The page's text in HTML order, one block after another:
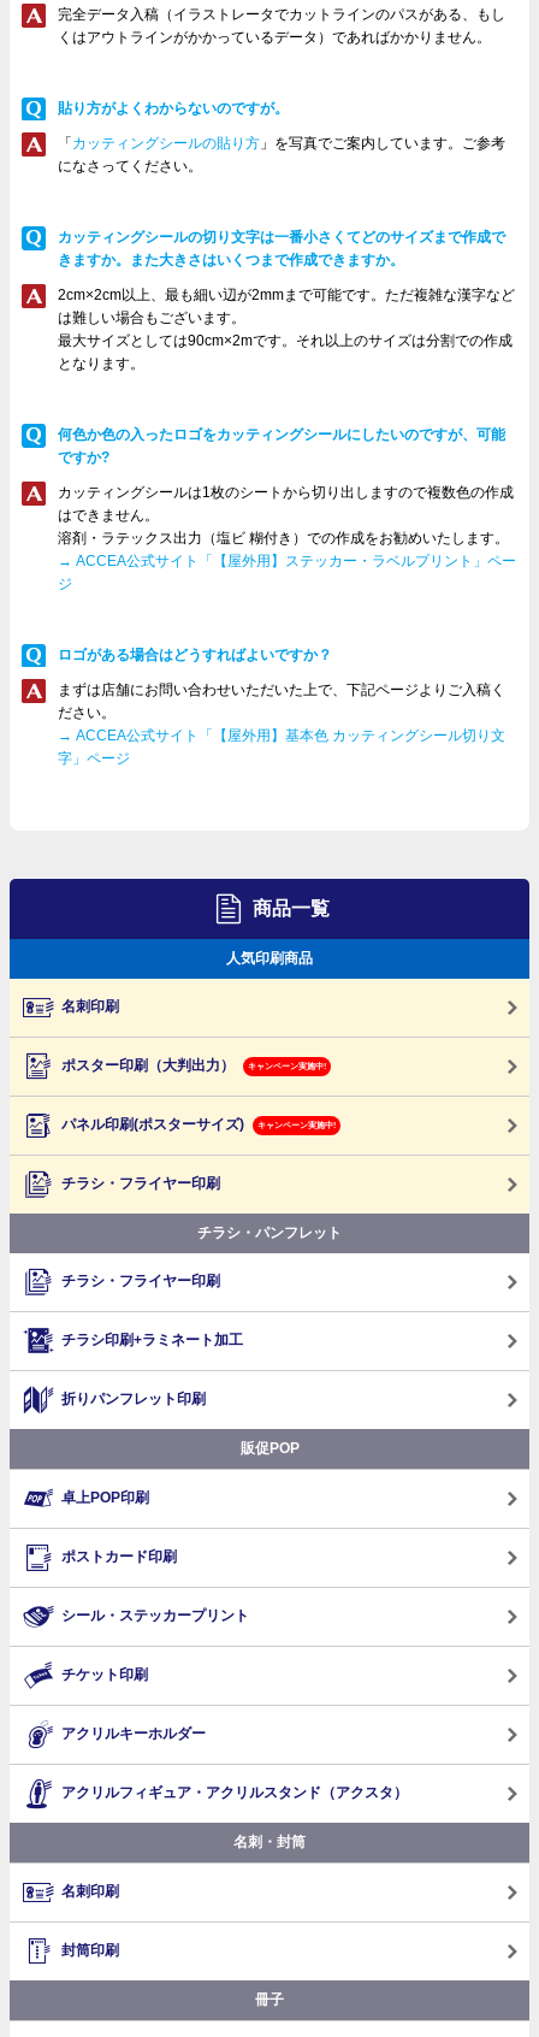
完全データ入稿（イラストレータでカットラインのパスがある、もし
くはアウトラインがかかっているデータ）であればかかりません。
貼り方がよくわからないのですが。
「カッティングシールの貼り方 」を写真でご案内しています。ご参考
になさってください。
カッティングシールの切り文字は一番小さくてどのサイズまで作成で
きますか。また大きさはいくつまで作成できますか。
2cm×2cm以上、最も細い辺が2mmまで可能です。ただ複雑な漢字など
は難しい場合もございます。
最大サイズとしては90cm×2mです。それ以上のサイズは分割での作成
となります。
何色か色の入ったロゴをカッティングシールにしたいのですが、可能
ですか?
カッティングシールは1枚のシートから切り出しますので複数色の作成
はできません。
溶剤・ラテックス出力（塩ビ 糊付き）での作成をお勧めいたします。
→ ACCEA公式サイト「【屋外用】ステッカー・ラベルプリント」ペー
ジ
ロゴがある場合はどうすればよいですか？
まずは店舗にお問い合わせいただいた上で、下記ページよりご入稿く
ださい。
→ ACCEA公式サイト「【屋外用】基本色 カッティングシール切り文
字」ページ
商品一覧
人気印刷商品
名刺印刷
ポスター印刷（大判出力） キャンペーン実施中!
パネル印刷(ポスターサイズ) キャンペーン実施中!
チラシ・フライヤー印刷
チラシ・パンフレット
チラシ・フライヤー印刷
チラシ印刷+ラミネート加工
折りパンフレット印刷
販促POP
卓上POP印刷
ポストカード印刷
シール・ステッカープリント
チケット印刷
アクリルキーホルダー
アクリルフィギュア・アクリルスタンド（アクスタ）
名刺・封筒
名刺印刷
封筒印刷
冊子